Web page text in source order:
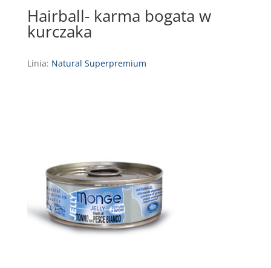
Hairball- karma bogata w
kurczaka
Linia: Natural Superpremium